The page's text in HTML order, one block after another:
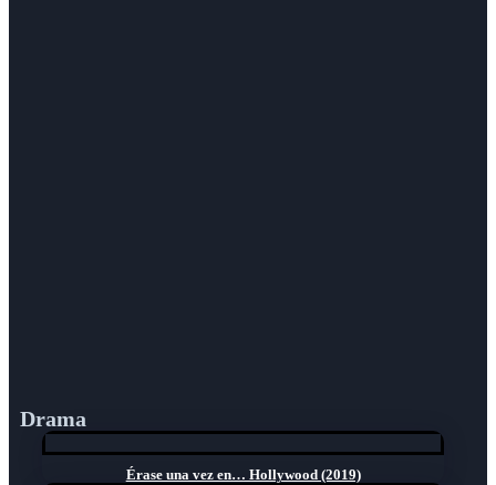
Drama
Érase una vez en… Hollywood (2019)